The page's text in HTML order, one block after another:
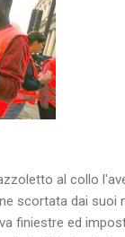
al collo
scortata dai suoi
finiestre ed